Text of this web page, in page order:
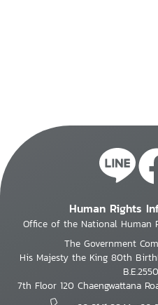
Human Rights
Office of the National Human
The Government
His Majesty the King 80th
7th Floor 120 Chaengwattana